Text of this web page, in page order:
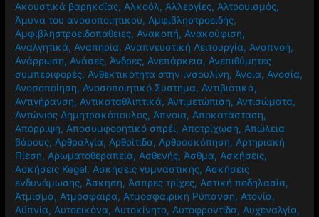
Ακουστικά βαρηκοΐας,Αλκοόλ,Αλλεργίες,Αλτρουισμός,
Άμυνα του ανοσοποιητικού,Αμφιβληστροειδής,
Αμφιβληστροειδοπάθειες,Ανακοπή,Ανακούφιση,
Αναλγητικά,Αναπηρία,Αναπνευστική Λειτουργία,Αναπνοή,
Ανάρρωση,Ανάσες,Άνδρες,Ανεπάρκεια,Ανεπιθύμητες
συμπεριφορές,Ανθεκτικότητα στην ινσουλίνη,Άνοια,Ανοσία,
Ανοσοποίηση,Ανοσοποιητικό Σύστημα,Αντιβιοτικά,
Αντιγήρανση,Αντικαταθλιπτικά,Αντιμετώπιση,Αντισώματα,
Αντώνιος Δημητρακόπουλος,Άπνοια,Αποκατάσταση,
Απόρριψη,Αποσυμφορητικό σπρέι,Αποτρίχωση,Απώλεια
βάρους,Αρθραλγία,Αρθρίτιδα,Αρθροσκόπηση,Αρτηριακή
Πίεση,Αρωματοθεραπεία,Ασθενής,Άσθμα,Ασκήσεις,
Ασκήσεις Kegel,Ασκήσεις γυμναστικής,Ασκήσεις
ενδυνάμωσης,Άσκηση,Άσπρες τρίχες,Αστική ποδηλασία,
Άτμισμα,Ατμόσφαιρα,Ατμοσφαιρική Ρύπανση,Ατονία,
Αϋπνία,Αυτοεικόνα,Αυτοκίνητο,Αυτοφροντίδα,Αυχεναλγία,